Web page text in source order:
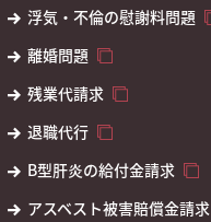
浮気・不倫の慰謝料問題
離婚問題
残業代請求
退職代行
B型肝炎の給付金請求
アスベスト被害賠償金請求